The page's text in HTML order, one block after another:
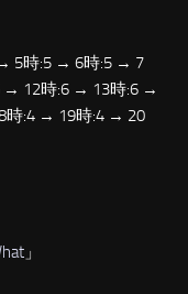
5時:5 → 6時:5 → 7
→ 12時:6 → 13時:6 →
時:4 → 19時:4 → 20
」